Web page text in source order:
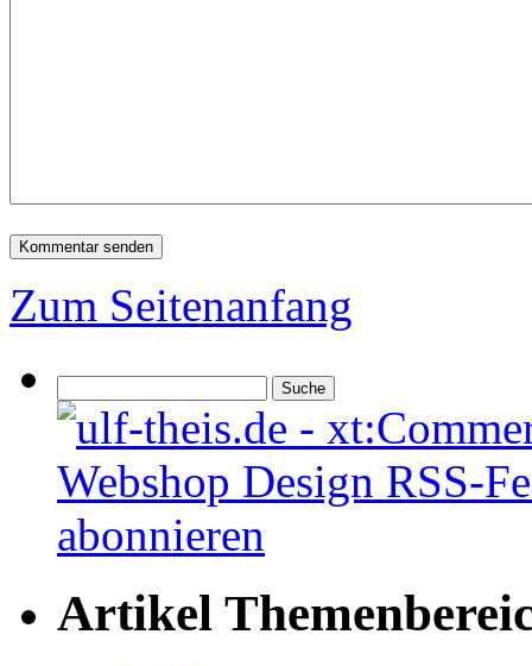
Zum Seitenanfang
Artikel